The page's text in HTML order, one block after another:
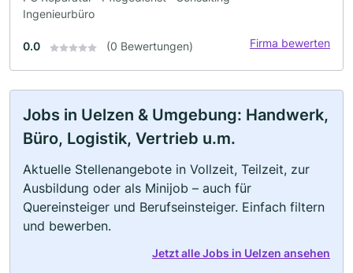
Ingenieurbüro
0.0 (0 Bewertungen) Firma bewerten
Jobs in Uelzen & Umgebung: Handwerk,
Büro, Logistik, Vertrieb u.m.
Aktuelle Stellenangebote in Vollzeit, Teilzeit, zur
Ausbildung oder als Minijob – auch für
Quereinsteiger und Berufseinsteiger. Einfach filtern
und bewerben.
Jetzt alle Jobs in Uelzen ansehen